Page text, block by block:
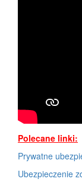
Polecane linki:
Prywatne
Ubezpieczenie